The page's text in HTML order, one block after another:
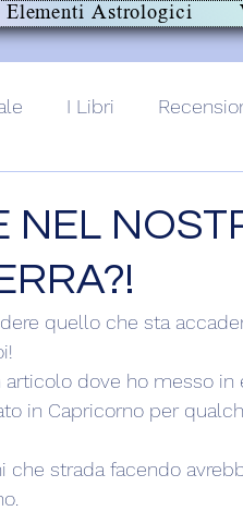
Elementi Astrologici
I Libri
NEL
quello che sta
dove ho messo in
in Capricorno per
che strada facendo